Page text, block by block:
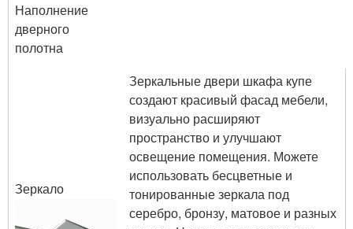
Наполнение
дверного
полотна
Зеркало
Зеркальные двери шкафа купе
создают красивый фасад мебели,
визуально расширяют
пространство и улучшают
освещение помещения. Можете
использовать бесцветные и
тонированные зеркала под
серебро, бронзу, матовое и разных